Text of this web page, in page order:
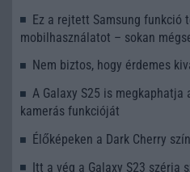
Ez a rejtett Samsung funkció
mobilhasználatot – sokan
Nem biztos, hogy érdemes
A Galaxy S25 is megkaphatja
kamerás funkcióját
Élőképeken a Dark Cherry
Itt a vég a Galaxy S23 széria